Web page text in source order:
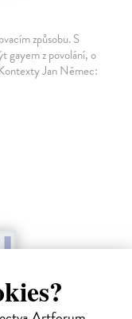
způsobu. S
gayem z povolání, o
Jan Němec: